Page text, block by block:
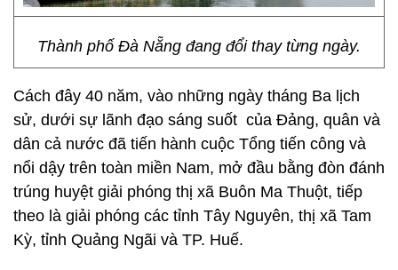
Thành phố Đà Nẵng đang đổi thay từng ngày.
Cách đây 40 năm, vào những ngày tháng Ba lịch
sử, dưới sự lãnh đạo sáng suốt của Đảng, quân và
dân cả nước đã tiến hành cuộc Tổng tiến công và
nổi dậy trên toàn miền Nam, mở đầu bằng đòn đánh
trúng huyệt giải phóng thị xã Buôn Ma Thuột, tiếp
theo là giải phóng các tỉnh Tây Nguyên, thị xã Tam
Kỳ, tỉnh Quảng Ngãi và TP. Huế.